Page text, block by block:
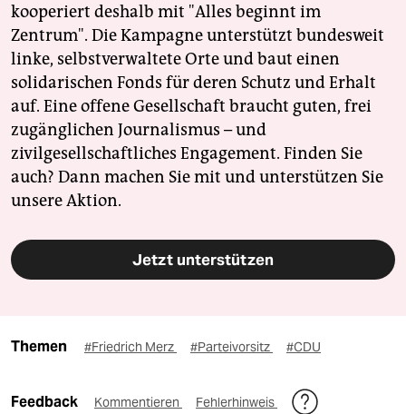
kooperiert deshalb mit "Alles beginnt im
Zentrum". Die Kampagne unterstützt bundesweit
linke, selbstverwaltete Orte und baut einen
solidarischen Fonds für deren Schutz und Erhalt
auf. Eine offene Gesellschaft braucht guten, frei
zugänglichen Journalismus – und
zivilgesellschaftliches Engagement. Finden Sie
auch? Dann machen Sie mit und unterstützen Sie
unsere Aktion.
Jetzt unterstützen
Themen #Friedrich Merz #Parteivorsitz #CDU
Feedback Kommentieren Fehlerhinweis